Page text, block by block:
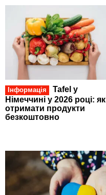
Інформація
Tafel у
Німеччині у 2026 році: як
отримати продукти
безкоштовно